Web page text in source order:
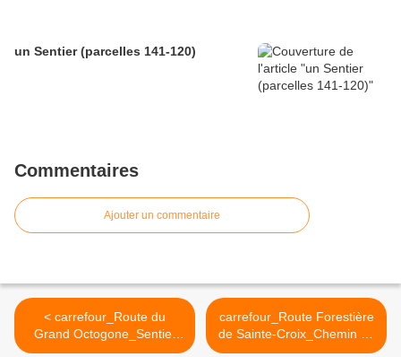
un Sentier (parcelles 141-120)
Commentaires
Ajouter un commentaire
< carrefour_Route du
Grand Octogone_Sentier
(parcelle 101)
carrefour_Route Forestière
de Sainte-Croix_Chemin de
Pont l'Echo >